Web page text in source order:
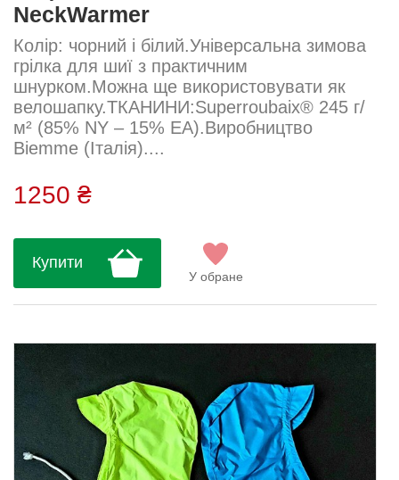
NeckWarmer
Колір: чорний і білий.Універсальна зимова
грілка для шиї з практичним
шнурком.Можна ще використовувати як
велошапку.ТКАНИНИ:Superroubaix® 245 г/
м² (85% NY – 15% EA).Виробництво
Biemme (Італія)....
1250 ₴
Купити
У обране